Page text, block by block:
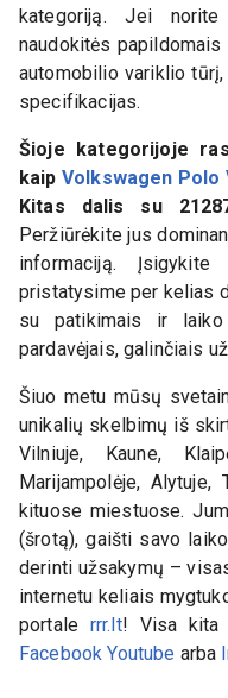
kategoriją. Jei norite
naudokitės
automobilio variklio
specifikacijas.
Šioje kategorijoje
kaip Volkswagen
Kitas dalis su
Peržiūrėkite jus
informaciją.
pristatysime per kelias
su patikimais ir laiko
pardavėjais, galinčiais
Šiuo metu mūsų
unikalių skelbimų iš
Vilniuje, Kaune,
Marijampolėje, Alytuje,
kituose miestuose.
(šrotą), gaišti savo
derinti užsakymų –
internetu keliais
portale rrr.lt! Visa kita
Facebook Youtube arba